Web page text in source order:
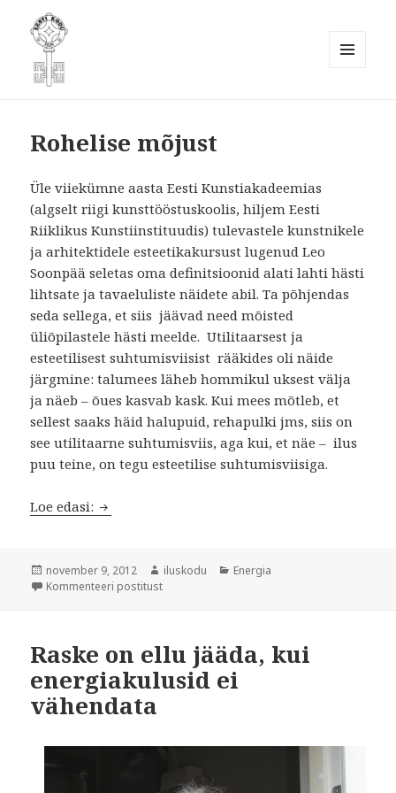
MTÜ
Rohelise mõjust
Üle viiekümne aasta Eesti Kunstiakadeemias
(algselt riigi kunsttööstuskoolis, hiljem Eesti
Riiklikus Kunstiinstituudis) tulevastele kunstnikele
ja arhitektidele esteetikakursust lugenud Leo
Soonpää seletas oma definitsioonid alati lahti hästi
lihtsate ja tavaeluliste näidete abil. Ta põhjendas
seda sellega, et siis jäävad need mõisted
üliõpilastele hästi meelde. Utilitaarsest ja
esteetilisest suhtumisviisist rääkides oli näide
järgmine: talumees läheb hommikul uksest välja
ja näeb – õues kasvab kask. Kui mees mõtleb, et
sellest saaks häid halupuid, rehapulki jms, siis on
see utilitaarne suhtumisviis, aga kui, et näe – ilus
puu teine, on tegu esteetilise suhtumisviisiga.
Loe edasi: Rohelise mõjust
Postitatud
november 9, 2012 Autor
iluskodu Rubriigid
Energia
Kommenteeri postitustRohelise mõjust
Raske on ellu jääda, kui
energiakulusid ei
vähendata